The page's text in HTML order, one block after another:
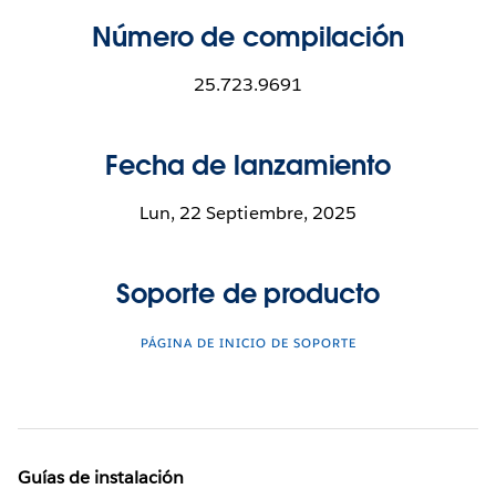
Número de compilación
25.723.9691
Fecha de lanzamiento
Lun, 22 Septiembre, 2025
Soporte de producto
PÁGINA DE INICIO DE SOPORTE
Guías de instalación